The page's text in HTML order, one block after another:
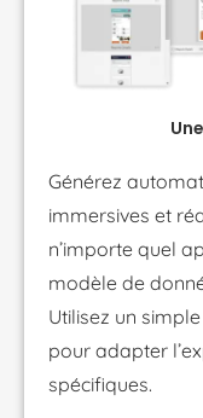
Générez
immersives et
n’importe quel
modèle de
Utilisez un
pour adapter
spécifiques.